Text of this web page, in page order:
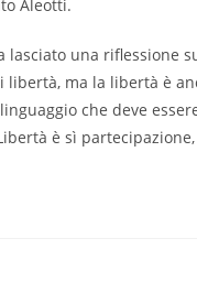
Aleotti.
una riflessione
ma la libertà è
che deve
è sì partecipazione,